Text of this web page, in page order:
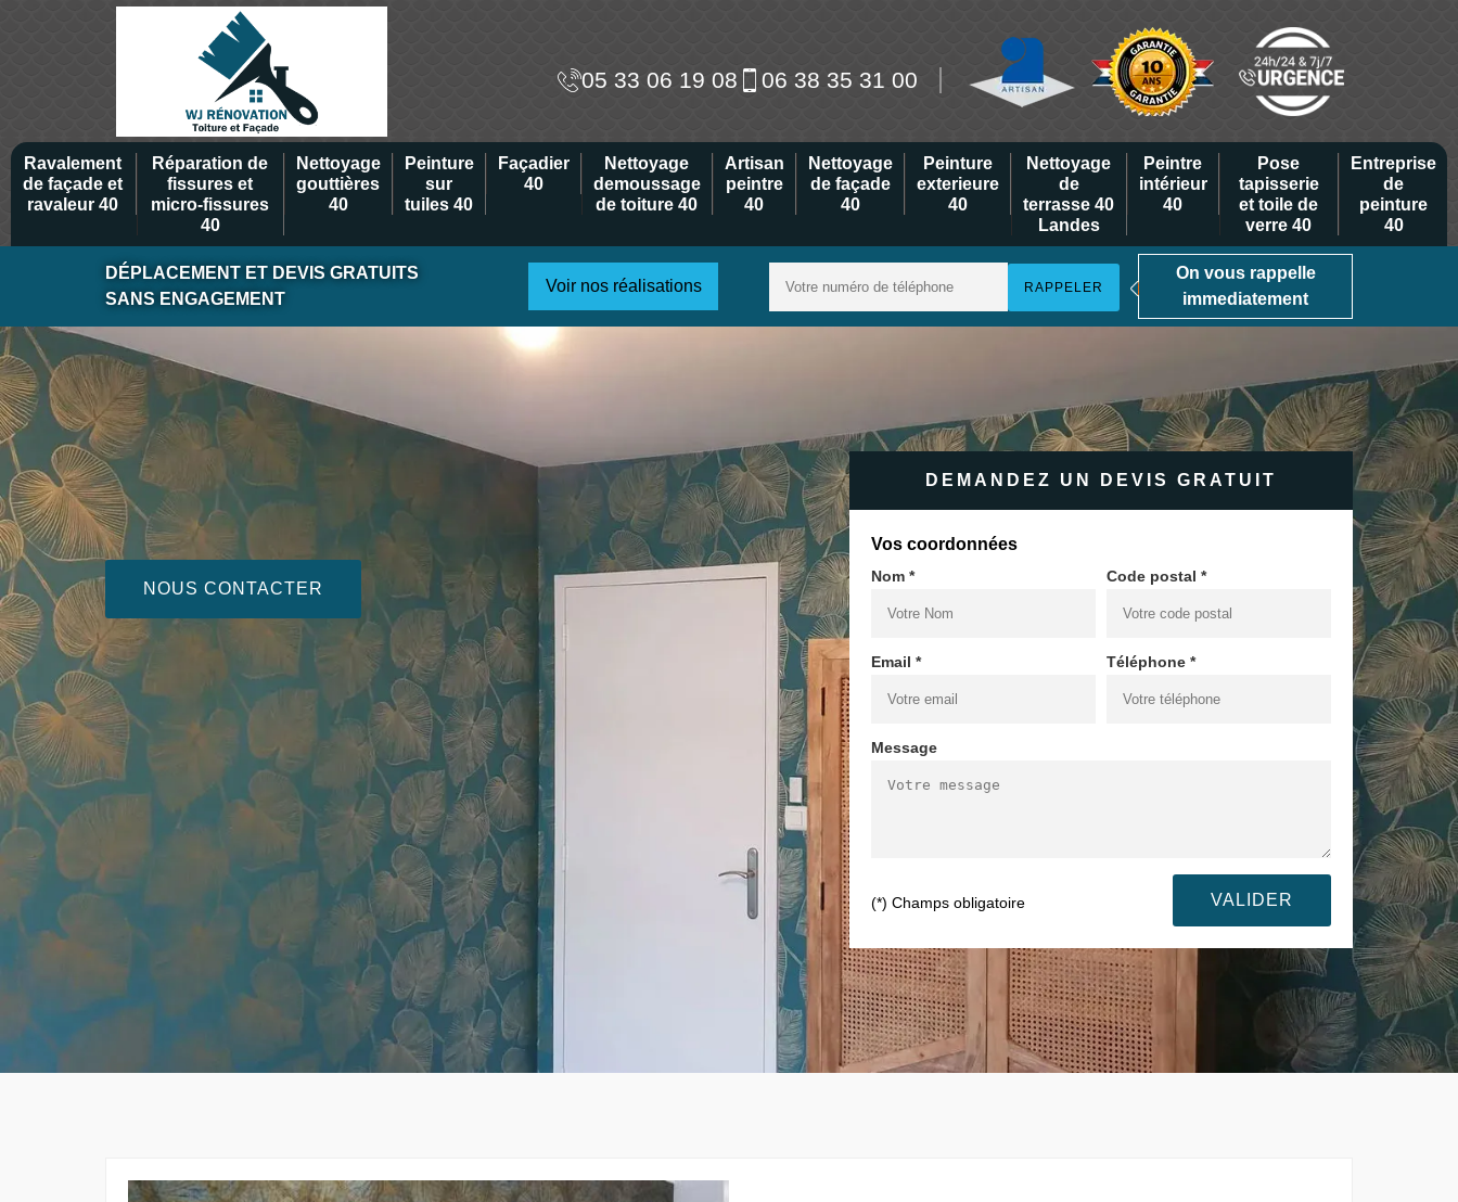
05 33 06 19 08 06 38 35 31 00
Ravalement
de façade et
ravaleur 40
Réparation de
fissures et
micro-fissures
40
Nettoyage
gouttières
40
Peinture
sur
tuiles 40
Façadier
40
Nettoyage
demoussage
de toiture 40
Artisan
peintre
40
Nettoyage
de façade
40
Peinture
exterieure
40
Nettoyage
de
terrasse 40
Landes
Peintre
intérieur
40
Pose
tapisserie
et toile de
verre 40
Entreprise
de
peinture
40
DÉPLACEMENT ET DEVIS GRATUITS
SANS ENGAGEMENT
Voir nos réalisations
On vous rappelle
immediatement
NOUS CONTACTER
DEMANDEZ UN DEVIS GRATUIT
Vos coordonnées
Nom * Code postal *
Email * Téléphone *
Message
(*) Champs obligatoire